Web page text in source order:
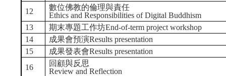
12
數位佛教的倫理與責任
Ethics and Responsibilities of Digital Buddhism
13
期末專題工作坊End-of-term project workshop
14
成果會預演Results presentation
15
成果發表會Results presentation
16
回顧與反思
Review and Reflection